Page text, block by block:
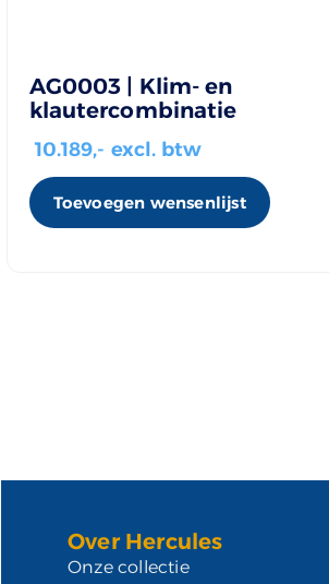
AG0003 | Klim- en
klautercombinatie
10.189,- excl. btw
Toevoegen wensenlijst
Over Hercules
Onze collectie